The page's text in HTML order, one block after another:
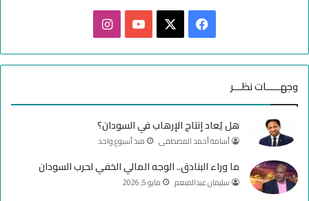
ي
ب
و
ك
X
Y
u
T
u
b
ن
ت
ق
وجهـــــات نظـــر
هل يُعاد إنتاج الإرهاب في السودان؟
أسامة أحمد المصطفى منذ أسبوع واحد
ما وراء البنادق.. الوجه المالي الخفي لحرب السودان
سليمان عبدالمنعم مايو 5, 2026